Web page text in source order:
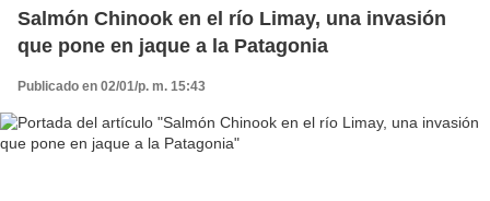
Salmón Chinook en el río Limay, una invasión
que pone en jaque a la Patagonia
Publicado en 02/01/p. m. 15:43